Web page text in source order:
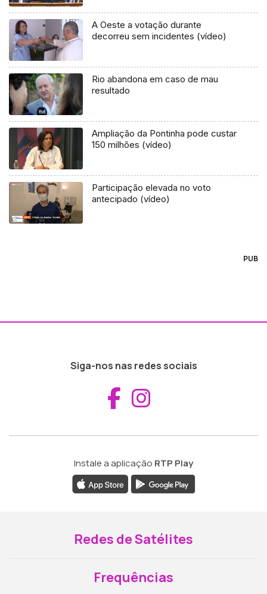
A Oeste a votação durante
decorreu sem incidentes (vídeo)
Rio abandona em caso de mau
resultado
Ampliação da Pontinha pode custar
150 milhões (vídeo)
Participação elevada no voto
antecipado (vídeo)
PUB
Siga-nos nas redes sociais
Aceder ao
Instale a aplicação RTP Play
Redes de Satélites
Frequências